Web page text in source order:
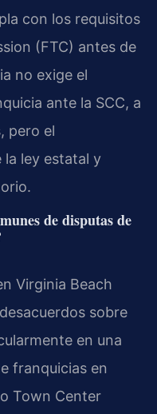
con los requisitos
(FTC) antes de
no exige el
ante la SCC, a
pero el
ley estatal y
de disputas de
Virginia Beach
sobre
en una
franquicias en
Town Center